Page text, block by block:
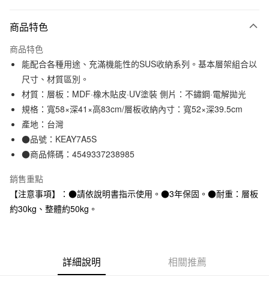
信用卡一次付款
信用卡分期付款
3 期 0 利率 每期
合作金庫商業銀行
第一商業銀行
華南商業銀行
彰化商業銀行
上海商業儲蓄銀行
臺灣中小企業銀行
匯豐（台灣）商業銀行
元大商業銀行
玉山商業銀行
星展（台灣）商業銀行
台新國際商業銀行
LINE Pay
Apple Pay
街口支付
運送方式
大型家具配送
商品特色
商品特色
能配合各種用途、充滿機能性的SUS收納系列。基本層架組合以
尺寸、材質區別。
材質：層板：MDF·橡木貼皮·UV塗裝 側片：不鏽鋼·電解拋光
規格：寬58×深41×高83cm/層板收納內寸：寬52×深39.5cm
產地：台灣
●品號：KEAY7A5S
●商品條碼：4549337238985
銷售重點
【注意事項】：●請依說明書指示使用。●3年保固。●耐重：層板
約30kg、整體約50kg。
詳細說明 相關推薦